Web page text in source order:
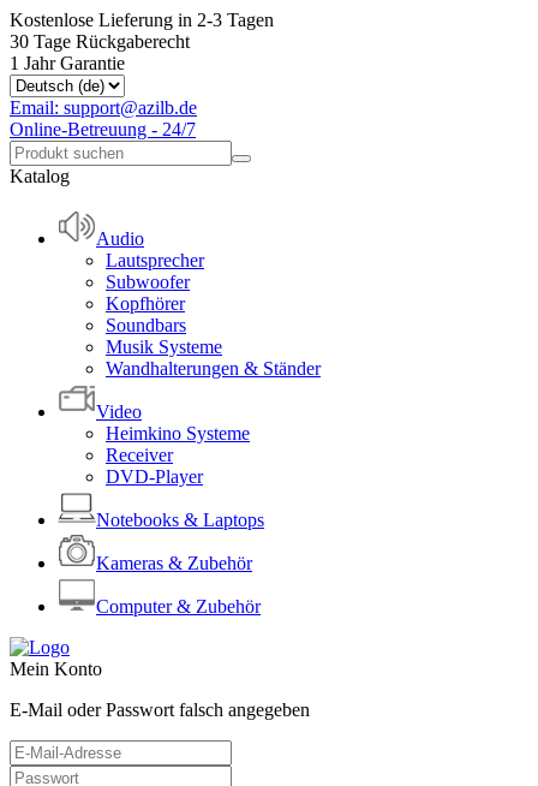
Kostenlose Lieferung in 2-3 Tagen
30 Tage Rückgaberecht
1 Jahr Garantie
Email: support@azilb.de
Online-Betreuung - 24/7
Katalog
Audio
Lautsprecher
Subwoofer
Kopfhörer
Soundbars
Musik Systeme
Wandhalterungen & Ständer
Video
Heimkino Systeme
Receiver
DVD-Player
Notebooks & Laptops
Kameras & Zubehör
Computer & Zubehör
Mein Konto
E-Mail oder Passwort falsch angegeben